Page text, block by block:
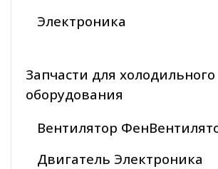
Электроника
Запчасти для холодильного
оборудования
Вентилятор
Двигатель Электроника